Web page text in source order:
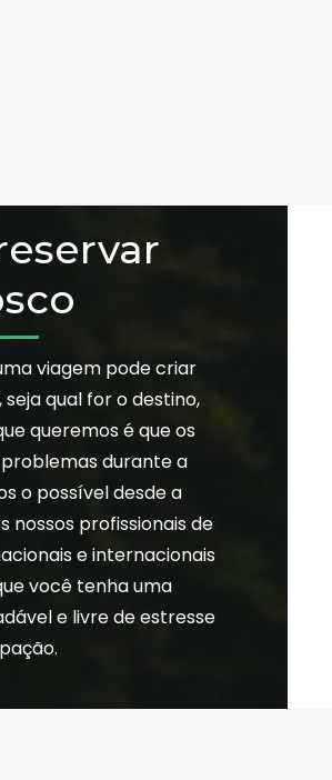
viagem pode criar
qual for o destino,
queremos é que os
durante a
o possível desde a
nossos profissionais de
e internacionais
você tenha uma
e livre de estresse